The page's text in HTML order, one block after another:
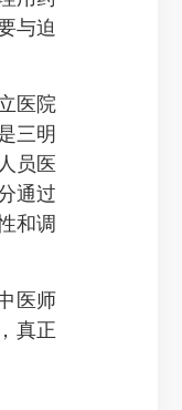
与迫
医院
三明
员医
通过
和调
医师
真正